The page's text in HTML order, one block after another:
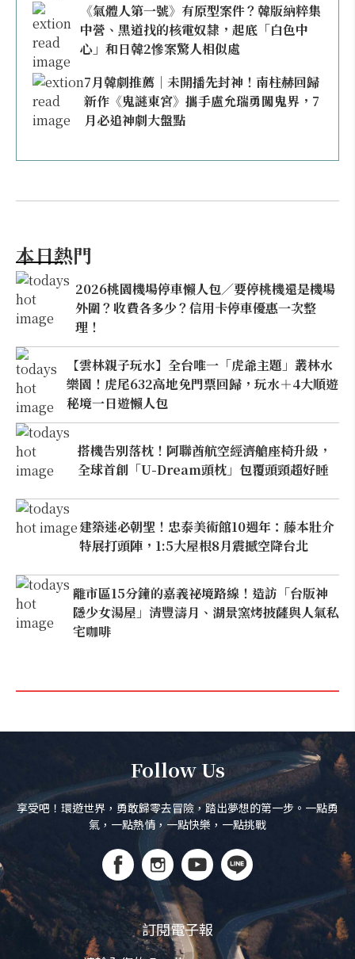
《氣體人第一號》有原型案件？韓版納粹集
中營、黑道找的核電奴隸，起底「白色中
心」和日韓2慘案驚人相似處
7月韓劇推薦｜未開播先封神！南柱赫回歸
新作《鬼謎東宮》攜手盧允瑞勇闖鬼界，7
月必追神劇大盤點
本日熱門
2026桃園機場停車懶人包／要停桃機還是機場
外圍？收費各多少？信用卡停車優惠一次整
理！
【雲林親子玩水】全台唯一「虎爺主題」叢林水
樂園！虎尾632高地免門票回歸，玩水＋4大順遊
秘境一日遊懶人包
搭機告別落枕！阿聯酋航空經濟艙座椅升級，
全球首創「U-Dream頭枕」包覆頭頸超好睡
建築迷必朝聖！忠泰美術館10週年：藤本壯介
特展打頭陣，1:5大屋根8月震撼空降台北
離市區15分鐘的嘉義祕境路線！造訪「台版神
隱少女湯屋」清豐濤月、湖景窯烤披薩與人氣私
宅咖啡
Follow Us
享受吧！環遊世界，勇敢歸零去冒險，踏出夢想的第一步。一點勇
氣，一點熱情，一點快樂，一點挑戰
訂閱電子報